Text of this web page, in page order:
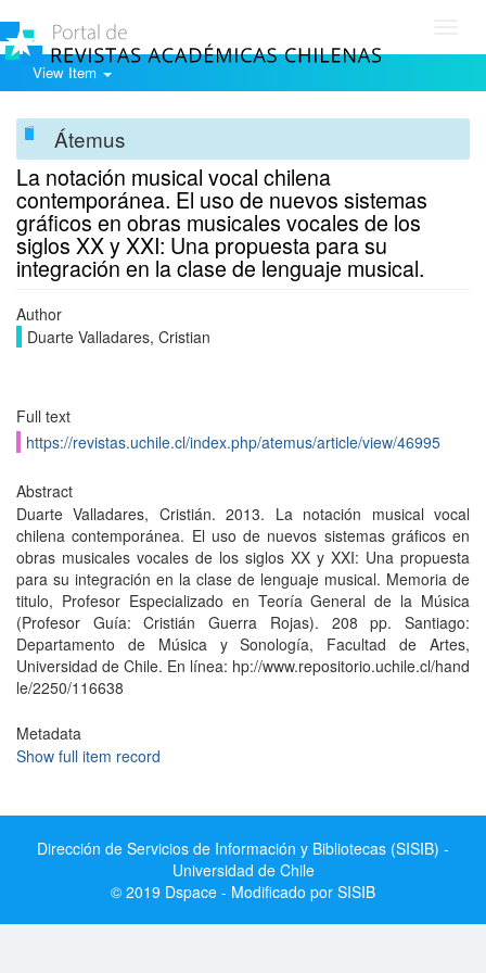
View Item
Átemus
La notación musical vocal chilena
contemporánea. El uso de nuevos sistemas
gráficos en obras musicales vocales de los
siglos XX y XXI: Una propuesta para su
integración en la clase de lenguaje musical.
Author
Duarte Valladares, Cristian
Full text
https://revistas.uchile.cl/index.php/atemus/article/view/46995
Abstract
Duarte Valladares, Cristián. 2013. La notación musical vocal
chilena contemporánea. El uso de nuevos sistemas gráficos en
obras musicales vocales de los siglos XX y XXI: Una propuesta
para su integración en la clase de lenguaje musical. Memoria de
titulo, Profesor Especializado en Teoría General de la Música
(Profesor Guía: Cristián Guerra Rojas). 208 pp. Santiago:
Departamento de Música y Sonología, Facultad de Artes,
Universidad de Chile. En línea: hp://www.repositorio.uchile.cl/hand
le/2250/116638
Metadata
Show full item record
Dirección de Servicios de Información y Bibliotecas (SISIB) -
Universidad de Chile
© 2019 Dspace - Modificado por SISIB